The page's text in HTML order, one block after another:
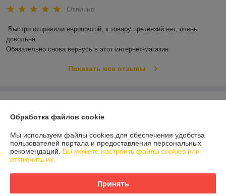
Отлично
Быстро отправили европочтой, к товару претензий нет, очень
довольна
Обязательно снова вернусь в этот интернет-магазин
Показать все отзывы
О нас
Доставка и оплата
График работы
Обработка файлов cookie
Мы используем файлы cookies для обеспечения удобства
пользователей портала и предоставления персональных
рекомендаций. Вы можете настроить файлы cookies или
отключить их.
Принять